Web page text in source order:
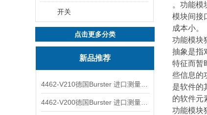
开关
点击更多分类
新品推荐
。功能模
模块间接
成本小。
功能模块
抽象是指
特征而暂
些信息的
是软件的
的软件元
功能模块